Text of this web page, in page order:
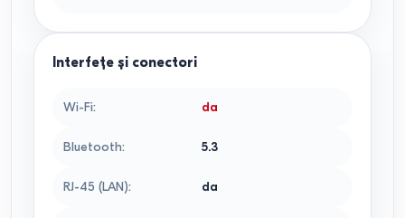
Interfețe și conectori
Wi-Fi: da
Bluetooth: 5.3
RJ-45 (LAN): da